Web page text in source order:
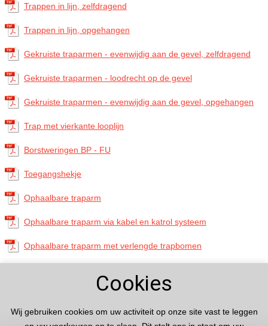
Trappen in lijn, zelfdragend
Trappen in lijn, opgehangen
Gekruiste traparmen - evenwijdig aan de gevel, zelfdragend
Gekruiste traparmen - loodrecht op de gevel
Gekruiste traparmen - evenwijdig aan de gevel, opgehangen
Trap met vierkante looplijn
Borstweringen BP - FU
Toegangshekje
Ophaalbare traparm
Ophaalbare traparm via kabel en katrol systeem
Ophaalbare traparm met verlengde trapbomen
Technische documentatie
Technische beschrijving trappen
Cookies
Wij gebruiken cookies om uw activiteit op onze site vast te leggen